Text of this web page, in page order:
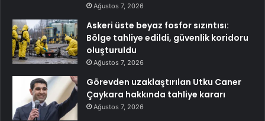
Ağustos 7, 2026
Askeri üste beyaz fosfor sızıntısı:
Bölge tahliye edildi, güvenlik koridoru
oluşturuldu
Ağustos 7, 2026
Görevden uzaklaştırılan Utku Caner
Çaykara hakkında tahliye kararı
Ağustos 7, 2026